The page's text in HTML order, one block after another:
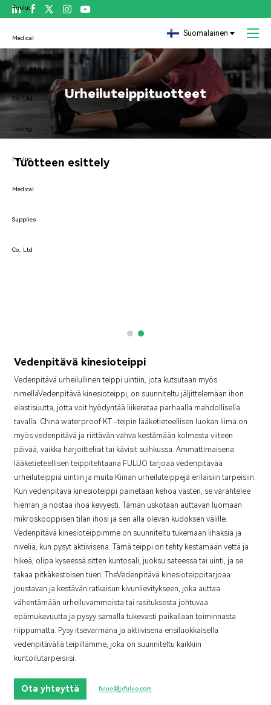

Suomalainen
Urheiluteippituotteet
Tuotteen esittely
Vedenpitävä kinesioteippi
Vedenpitävä urheilullinen teippi uintiin, jota kutsutaan myös
nimelläVedenpitävä kinesioteippi , on suunniteltu jäljittelemään ihon
elastisuutta, jotta voit hyödyntää liikerataa parhaalla mahdollisella
tavalla. China waterproof KT -teipin lääketieteellisen luokan liima on
myös vedenpitävä ja riittävän vahva kestämään kolmesta viiteen
päivää, vaikka harjoittelisit tai kävisit suihkussa. Ammattimaisena
lääketieteellisen teippitehtaana FULUO tarjoaa vedenpitävää
urheiluteippiä uintiin ja muita Kiinan urheiluteippejä erilaisiin tarpeisiin.
Kun vedenpitävä kinesioteippi painetaan kehoa vasten, se värähtelee
hieman ja nostaa ihoa kevyesti. Tämän uskotaan auttavan luomaan
mikroskooppisen tilan ihosi ja sen alla olevan kudoksen välille.
Vedenpitävä kinesioteippimme on suunniteltu tukemaan lihaksia ja
niveliä, kun pysyt aktiivisena. Tämä teippi on tehty kestämään vettä ja
hikeä, olipa kyseessä sitten kuntosali, juoksu sateessa tai uinti, ja se
takaa pitkäkestoisen tuen. TheVedenpitävä kinesioteippitarjoaa
joustavan ja kestävän ratkaisun kivunlievitykseen, joka auttaa
vähentämään urheiluvammoista tai rasituksesta johtuvaa
epämukavuutta ja pysyy samalla tukevasti paikallaan toiminnasta
riippumatta. Pysy itsevarmana ja aktiivisena ensiluokkaisella
vedenpitävällä teipillämme, joka on suunniteltu kaikkiin
kuntoilutarpeisiisi.
Ota yhteyttä fuluo@jxfuluo.com